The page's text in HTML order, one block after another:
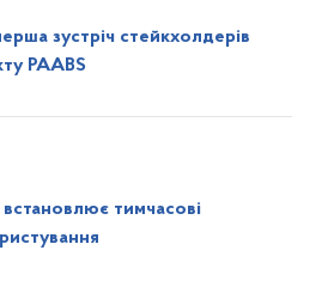
зустріч стейкхолдерів
PAABS
тимчасові